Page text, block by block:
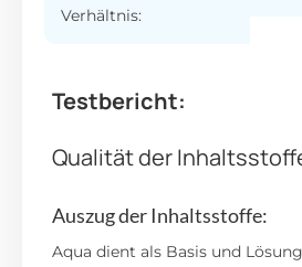
Verhältnis:
Testbericht:
Qualität der
Auszug der Inhaltsstoffe:
Aqua dient als Basis und